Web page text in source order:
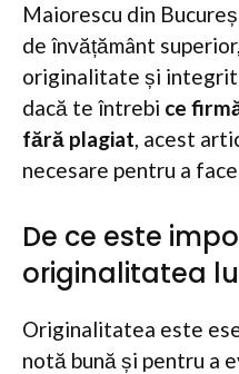
Maiorescu din
de învățământ
originalitate și
dacă te întrebi ce
fără plagiat, acest
necesare pentru a
De ce este
originalitatea
Originalitatea este
notă bună și pentru a